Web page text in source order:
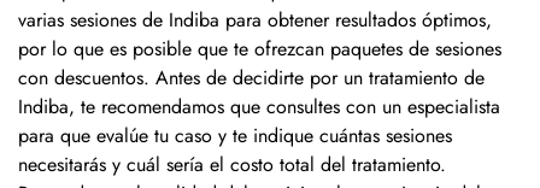
varias sesiones de Indiba para obtener resultados óptimos,
por lo que es posible que te ofrezcan paquetes de sesiones
con descuentos. Antes de decidirte por un tratamiento de
Indiba, te recomendamos que consultes con un especialista
para que evalúe tu caso y te indique cuántas sesiones
necesitarás y cuál sería el costo total del tratamiento.